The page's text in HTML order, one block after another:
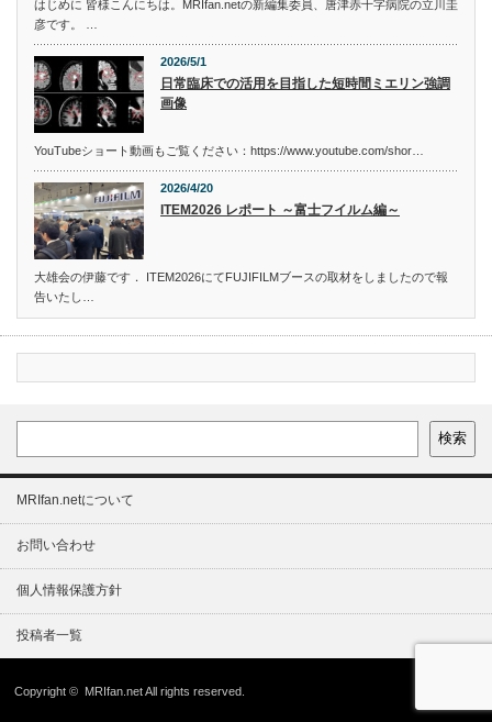
はじめに 皆様こんにちは。MRIfan.netの新編集委員、唐津赤十字病院の立川圭
彦です。 …
2026/5/1
日常臨床での活用を目指した短時間ミエリン強調
画像
YouTubeショート動画もご覧ください：https://www.youtube.com/shor…
2026/4/20
ITEM2026 レポート ～富士フイルム編～
大雄会の伊藤です． ITEM2026にてFUJIFILMブースの取材をしましたので報
告いたし…
検索
MRIfan.netについて
お問い合わせ
個人情報保護方針
投稿者一覧
Copyright © MRIfan.netAll rights reserved.